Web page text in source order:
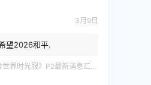
3月9日
望2026和平.
时光服》P2最新消息汇总，九大硬核干货速报